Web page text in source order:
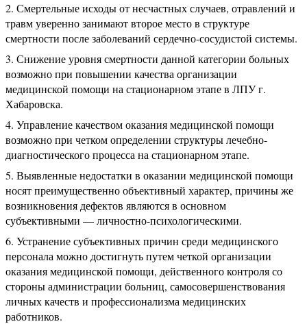
Смертельные исходы от несчастных случаев, отравлений и
травм уверенно занимают второе место в структуре
смертности после заболеваний сердечно-сосудистой системы.
Снижение уровня смертности данной категории больных
возможно при повышении качества организации
медицинской помощи на стационарном этапе в ЛПУ г.
Хабаровска.
Управление качеством оказания медицинской помощи
возможно при четком определении структуры лечебно-
диагностического процесса на стационарном этапе.
Выявленные недостатки в оказании медицинской помощи
носят преимущественно объективный характер, причины же
возникновения дефектов являются в основном
субъективными — личностно-психологическими.
Устранение субъективных причин среди медицинского
персонала можно достигнуть путем четкой организации
оказания медицинской помощи, действенного контроля со
стороны администрации больниц, самосовершенствования
личных качеств и профессионализма медицинских
работников.